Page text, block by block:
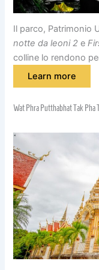
Il parco, Patrimonio
notte da leoni 2 e
colline lo rendono
Learn more
Wat Phra Putthabhat Tak Pha